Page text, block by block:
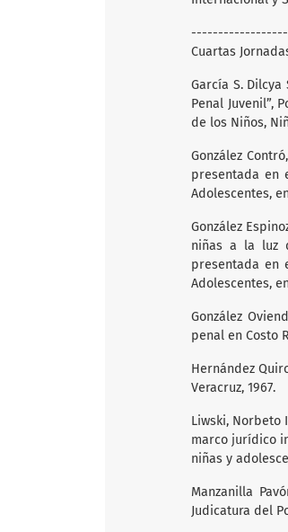
Cuartas
García S.
Penal Juvenil”,
de los Niños,
González
presentada en
Adolescentes,
González
niñas a la luz
presentada en
Adolescentes,
González
penal en Costo
Hernández
Veracruz, 1967.
Liwski, Norbeto
marco jurídico
niñas y
Manzanilla
Judicatura del